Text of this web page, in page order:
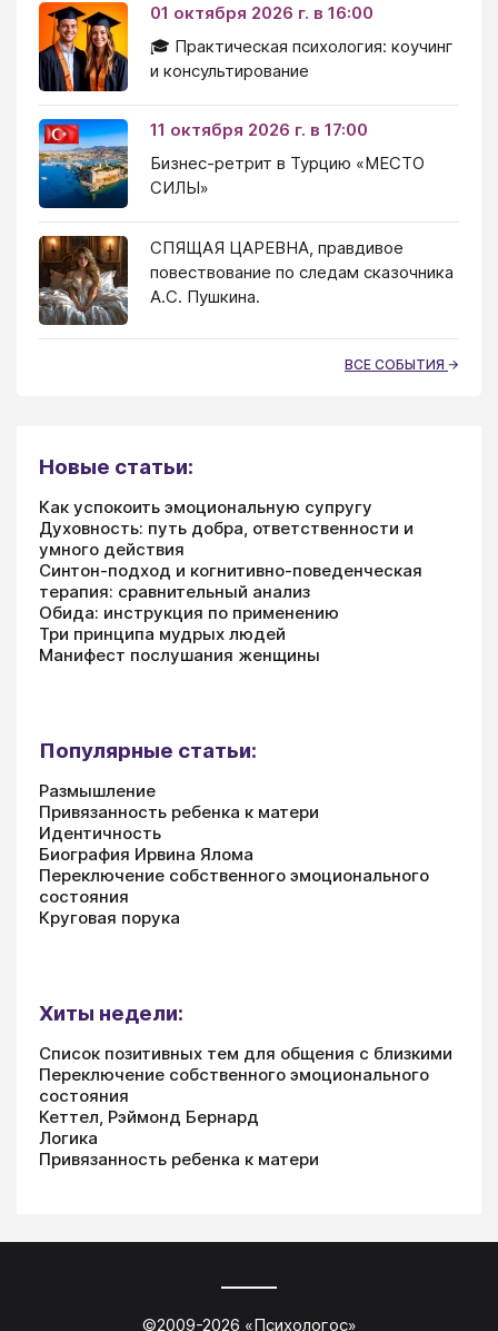
01 октября 2026 г. в 16:00
🎓 Практическая психология: коучинг
и консультирование
11 октября 2026 г. в 17:00
Бизнес-ретрит в Турцию «МЕСТО
СИЛЫ»
СПЯЩАЯ ЦАРЕВНА, правдивое
повествование по следам сказочника
А.С. Пушкина.
ВСЕ СОБЫТИЯ
Новые статьи:
Как успокоить эмоциональную супругу
Духовность: путь добра, ответственности и
умного действия
Синтон-подход и когнитивно-поведенческая
терапия: сравнительный анализ
Обида: инструкция по применению
Три принципа мудрых людей
Манифест послушания женщины
Популярные статьи:
Размышление
Привязанность ребенка к матери
Идентичность
Биография Ирвина Ялома
Переключение собственного эмоционального
состояния
Круговая порука
Хиты недели:
Список позитивных тем для общения с близкими
Переключение собственного эмоционального
состояния
Кеттел, Рэймонд Бернард
Логика
Привязанность ребенка к матери
©2009-2026 «Психологос»